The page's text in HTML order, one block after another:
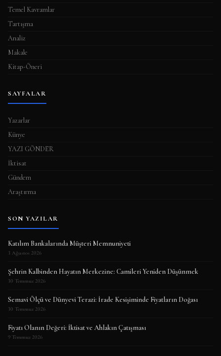
Temel Kavramlar
Tartışma
Analiz
Makale
Kitap-Öneri
SAYFALAR
Yazarlar
Künye
YAZI GÖNDER
İktisat
Gündem
Araştırma
SON YAZILAR
Katılım Bankalarında Müşteri Memnuniyeti
3 Ağustos 2026
Şehrin Kalbinden Hayatın Merkezine: Camileri Yeniden Düşünmek
30 Temmuz 2026
Semavi Ölçü ve Dünyevi Terazi: İrade Kesişiminde Fiyatların Doğası
30 Temmuz 2026
Fiyatı Olanın Değeri: İktisat ve Ahlakın Çatışması
9 Temmuz 2026